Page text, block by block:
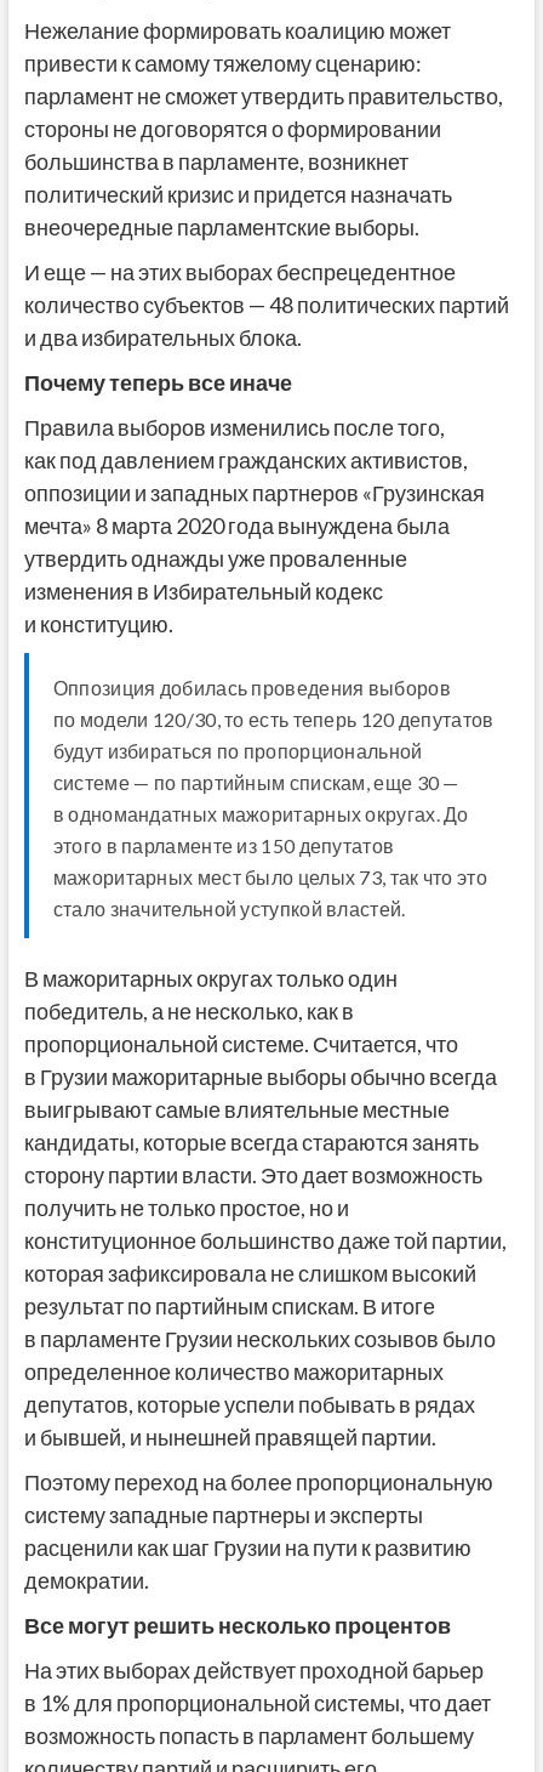
Нежелание формировать коалицию может
привести к самому тяжелому сценарию:
парламент не сможет утвердить правительство,
стороны не договорятся о формировании
большинства в парламенте, возникнет
политический кризис и придется назначать
внеочередные парламентские выборы.
И еще — на этих выборах беспрецедентное
количество субъектов — 48 политических партий
и два избирательных блока.
Почему теперь все иначе
Правила выборов изменились после того,
как под давлением гражданских активистов,
оппозиции и западных партнеров «Грузинская
мечта» 8 марта 2020 года вынуждена была
утвердить однажды уже проваленные
изменения в Избирательный кодекс
и конституцию.
Оппозиция добилась проведения выборов
по модели 120/30, то есть теперь 120 депутатов
будут избираться по пропорциональной
системе — по партийным спискам, еще 30 —
в одномандатных мажоритарных округах. До
этого в парламенте из 150 депутатов
мажоритарных мест было целых 73, так что это
стало значительной уступкой властей.
В мажоритарных округах только один
победитель, а не несколько, как в
пропорциональной системе. Считается, что
в Грузии мажоритарные выборы обычно всегда
выигрывают самые влиятельные местные
кандидаты, которые всегда стараются занять
сторону партии власти. Это дает возможность
получить не только простое, но и
конституционное большинство даже той партии,
которая зафиксировала не слишком высокий
результат по партийным спискам. В итоге
в парламенте Грузии нескольких созывов было
определенное количество мажоритарных
депутатов, которые успели побывать в рядах
и бывшей, и нынешней правящей партии.
Поэтому переход на более пропорциональную
систему западные партнеры и эксперты
расценили как шаг Грузии на пути к развитию
демократии.
Все могут решить несколько процентов
На этих выборах действует проходной барьер
в 1% для пропорциональной системы, что дает
возможность попасть в парламент большему